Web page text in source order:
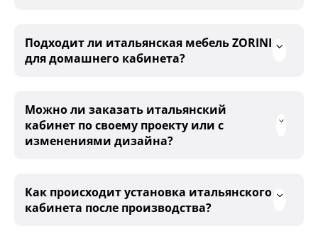
Подходит ли итальянская мебель ZORINI
для домашнего кабинета?
Можно ли заказать итальянский
кабинет по своему проекту или с
изменениями дизайна?
Как происходит установка итальянского
кабинета после производства?